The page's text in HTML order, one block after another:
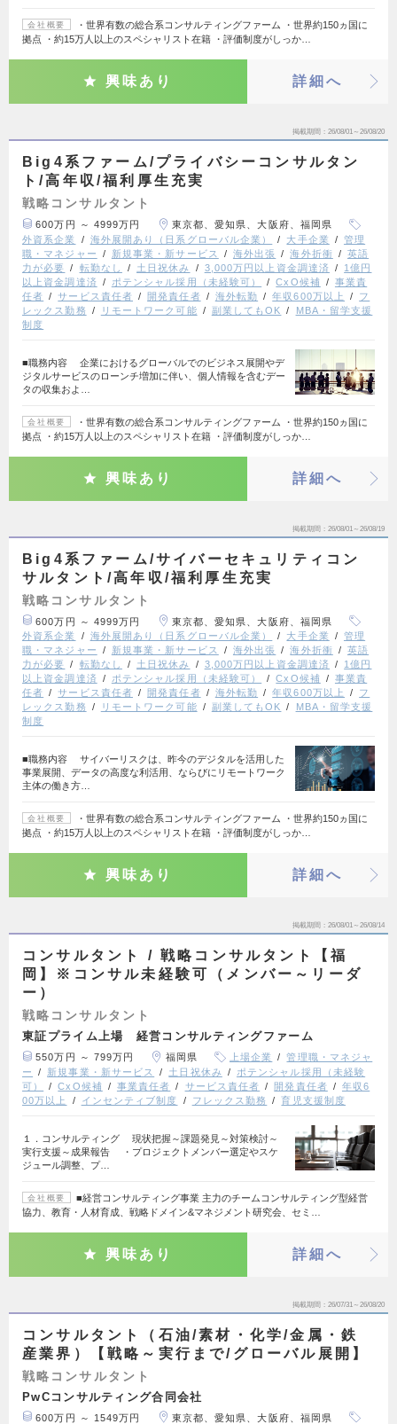
会社概要
・世界有数の総合系コンサルティングファーム ・世界約150ヵ国に
拠点 ・約15万人以上のスペシャリスト在籍 ・評価制度がしっか…
興味あり 詳細へ
掲載期間 26/08/01～26/08/20
Big4系ファーム/プライバシーコンサルタン
ト/高年収/福利厚生充実
戦略コンサルタント
600万円 ～ 4999万円
東京都、愛知県、大阪府、福岡県
外資系企業
海外展開あり（日系グローバル企業） 大手企業
管理
職・マネジャー
新規事業・新サービス 海外出張 海外折衝
英語
力が必要
転勤なし 土日祝休み 3,000万円以上資金調達済
1億円
以上資金調達済
ポテンシャル採用（未経験可） CxO候補
事業責
任者
サービス責任者 開発責任者 海外転勤 年収600万以上
フ
レックス勤務
リモートワーク可能 副業してもOK
MBA・留学支援
制度
■職務内容 企業におけるグローバルでのビジネス展開やデ
ジタルサービスのローンチ増加に伴い、個人情報を含むデー
タの収集およ…
会社概要
・世界有数の総合系コンサルティングファーム ・世界約150ヵ国に
拠点 ・約15万人以上のスペシャリスト在籍 ・評価制度がしっか…
興味あり 詳細へ
掲載期間 26/08/01～26/08/19
Big4系ファーム/サイバーセキュリティコン
サルタント/高年収/福利厚生充実
戦略コンサルタント
600万円 ～ 4999万円
東京都、愛知県、大阪府、福岡県
外資系企業
海外展開あり（日系グローバル企業） 大手企業
管理
職・マネジャー
新規事業・新サービス 海外出張 海外折衝
英語
力が必要
転勤なし 土日祝休み 3,000万円以上資金調達済
1億円
以上資金調達済
ポテンシャル採用（未経験可） CxO候補
事業責
任者
サービス責任者 開発責任者 海外転勤 年収600万以上
フ
レックス勤務
リモートワーク可能 副業してもOK
MBA・留学支援
制度
■職務内容 サイバーリスクは、昨今のデジタルを活用した
事業展開、データの高度な利活用、ならびにリモートワーク
主体の働き方…
会社概要
・世界有数の総合系コンサルティングファーム ・世界約150ヵ国に
拠点 ・約15万人以上のスペシャリスト在籍 ・評価制度がしっか…
興味あり 詳細へ
掲載期間 26/08/01～26/08/14
コンサルタント / 戦略コンサルタント【福
岡】※コンサル未経験可（メンバー～リーダ
ー）
戦略コンサルタント
東証プライム上場 経営コンサルティングファーム
550万円 ～ 799万円 福岡県 上場企業
管理職・マネジャ
ー
新規事業・新サービス 土日祝休み
ポテンシャル採用（未経験
可）
CxO候補 事業責任者 サービス責任者 開発責任者
年収6
00万以上
インセンティブ制度 フレックス勤務 育児支援制度
１．コンサルティング 現状把握～課題発見～対策検討～
実行支援～成果報告 ・プロジェクトメンバー選定やスケ
ジュール調整、プ…
会社概要
■経営コンサルティング事業 主力のチームコンサルティング型経営
協力、教育・人材育成、戦略ドメイン&マネジメント研究会、セミ…
興味あり 詳細へ
掲載期間 26/07/31～26/08/20
コンサルタント（石油/素材・化学/金属・鉄
産業界）【戦略～実行まで/グローバル展開】
戦略コンサルタント
PwCコンサルティング合同会社
600万円 ～ 1549万円
東京都、愛知県、大阪府、福岡県